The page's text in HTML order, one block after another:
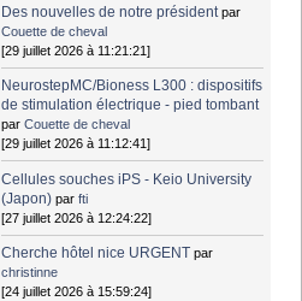
Des nouvelles de notre président par
Couette de cheval
[29 juillet 2026 à 11:21:21]
NeurostepMC/Bioness L300 : dispositifs
de stimulation électrique - pied tombant
parCouette de cheval
[29 juillet 2026 à 11:12:41]
Cellules souches iPS - Keio University
(Japon) parfti
[27 juillet 2026 à 12:24:22]
Cherche hôtel nice URGENT par
christinne
[24 juillet 2026 à 15:59:24]